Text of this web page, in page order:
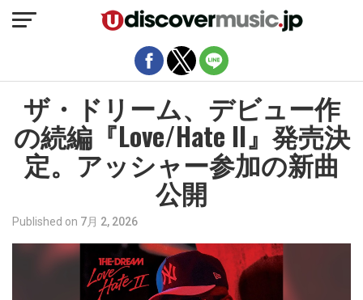
ザ・ドリーム、デビュー作
の続編『Love/Hate II』発売決
定。アッシャー参加の新曲
公開
Published on 7月 2, 2026
モバイルバージョンを終了